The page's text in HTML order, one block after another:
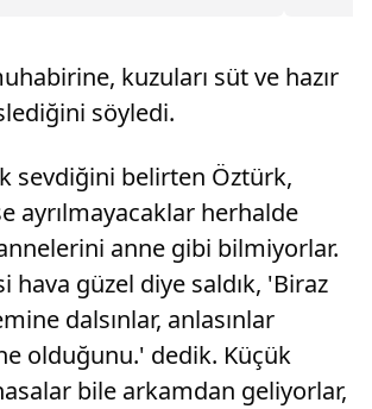
aile bireylerine
dediğimiz ürünler. Bunlar
muhafaza ediliyor.
bu kadar kaliteli yapan da
kuzuları süt ve hazır
söyledi.
sevdiğini belirten Öztürk,
ayrılmayacaklar herhalde
anne gibi bilmiyorlar.
hava güzel diye saldık, 'Biraz
dalsınlar, anlasınlar
olduğunu.' dedik. Küçük
bile arkamdan geliyorlar,